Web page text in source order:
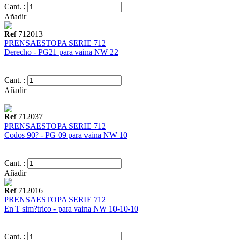
Cant. :
Añadir
Ref712013
PRENSAESTOPA SERIE 712
Derecho - PG21 para vaina NW 22
Cant. :
Añadir
Ref712037
PRENSAESTOPA SERIE 712
Codos 90? - PG 09 para vaina NW 10
Cant. :
Añadir
Ref712016
PRENSAESTOPA SERIE 712
En T sim?trico - para vaina NW 10-10-10
Cant. :